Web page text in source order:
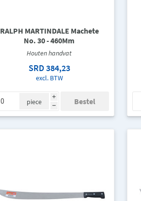
RALPH MARTINDALE Machete
No. 30 - 460Mm
Houten handvat
SRD 384,23
excl. BTW
i
h
piece